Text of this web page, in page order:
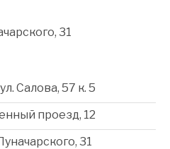
31
Салова, 57 к. 5
проезд, 12
31